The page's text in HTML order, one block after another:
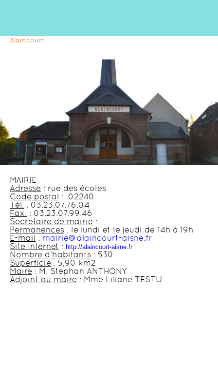
Alaincourt
MAIRIE
Adresse : rue des écoles
Code postal : 02240
Tél. : 03.23.07.76.04
Fax. : 03.23.07.99.46
Secrétaire de mairie :
Permanences : le lundi et le jeudi de 14h à 19h
E-mail : mairie@alaincourt-aisne.fr
Site Internet : http://alaincourt-aisne.fr
Nombre d’habitants : 530
Superficie : 5,90 km2
Maire : M. Stephan ANTHONY
Adjoint au maire : Mme Liliane TESTU